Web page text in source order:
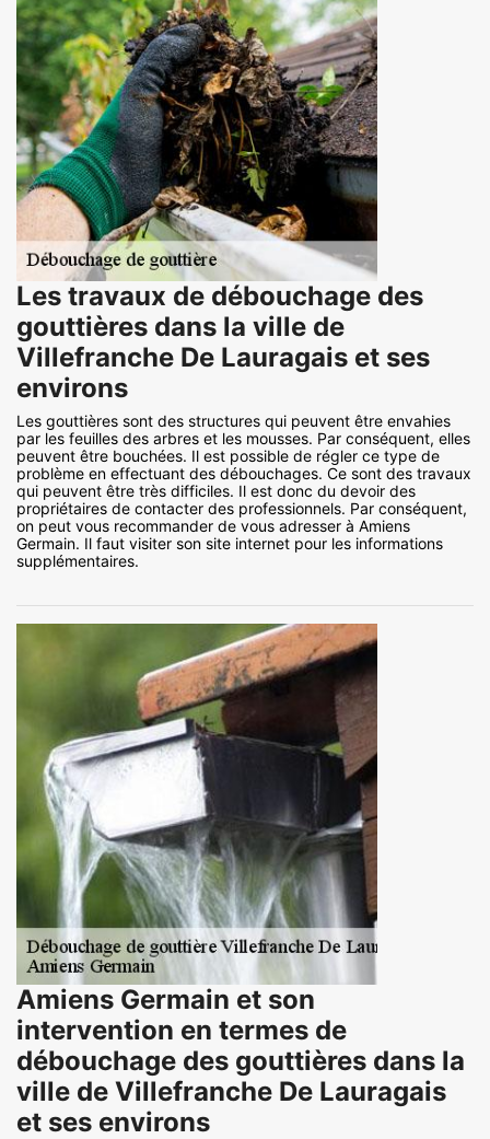
Les travaux de débouchage des
gouttières dans la ville de
Villefranche De Lauragais et ses
environs
Les gouttières sont des structures qui peuvent être envahies
par les feuilles des arbres et les mousses. Par conséquent, elles
peuvent être bouchées. Il est possible de régler ce type de
problème en effectuant des débouchages. Ce sont des travaux
qui peuvent être très difficiles. Il est donc du devoir des
propriétaires de contacter des professionnels. Par conséquent,
on peut vous recommander de vous adresser à Amiens
Germain. Il faut visiter son site internet pour les informations
supplémentaires.
Amiens Germain et son
intervention en termes de
débouchage des gouttières dans la
ville de Villefranche De Lauragais
et ses environs